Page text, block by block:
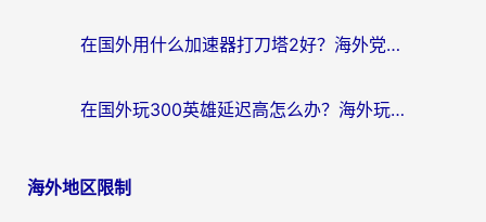
在国外用什么加速器打刀塔2好？海外党国服游戏加速避坑指南
在国外玩300英雄延迟高怎么办？海外玩家亲测有效的加速器选择指南
海外地区限制